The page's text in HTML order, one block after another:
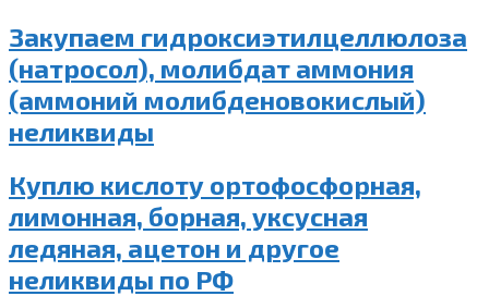
Закупаем гидроксиэтилцеллюлоза
(натросол), молибдат аммония
(аммоний молибденовокислый)
неликвиды
Куплю кислоту ортофосфорная,
лимонная, борная, уксусная
ледяная, ацетон и другое
неликвиды по РФ